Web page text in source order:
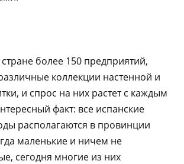
более 150 предприятий,
коллекции настенной и
и спрос на них растет с каждым
факт: все испанские
располагаются в провинции
маленькие и ничем не
сегодня многие из них